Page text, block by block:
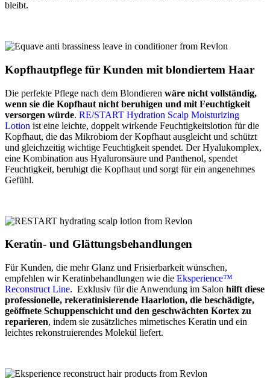
bleibt.
Kopfhautpflege für Kunden mit blondiertem Haar
Die perfekte Pflege nach dem Blondieren wäre nicht vollständig,
wenn sie die Kopfhaut nicht beruhigen und mit Feuchtigkeit
versorgen würde. RE/START Hydration Scalp Moisturizing
Lotion ist eine leichte, doppelt wirkende Feuchtigkeitslotion für die
Kopfhaut, die das Mikrobiom der Kopfhaut ausgleicht und schützt
und gleichzeitig wichtige Feuchtigkeit spendet. Der Hyalukomplex,
eine Kombination aus Hyaluronsäure und Panthenol, spendet
Feuchtigkeit, beruhigt die Kopfhaut und sorgt für ein angenehmes
Gefühl.
Keratin- und Glättungsbehandlungen
Für Kunden, die mehr Glanz und Frisierbarkeit wünschen,
empfehlen wir Keratinbehandlungen wie die Eksperience™
Reconstruct Line. Exklusiv für die Anwendung im Salon hilft diese
professionelle, rekeratinisierende Haarlotion, die beschädigte,
geöffnete Schuppenschicht und den geschwächten Kortex zu
reparieren, indem sie zusätzliches mimetisches Keratin und ein
leichtes rekonstruierendes Molekül liefert.